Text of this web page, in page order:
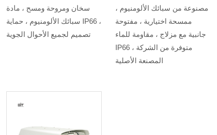
سخان ومروحة ومسح ، مادة
سبائك الألومنيوم ، حماية IP66 ،
تصميم لجميع الأحوال الجوية
مصنوعة من سبائك الألومنيوم ،
ممسحة اختيارية ، مفتوحة
جانبية مع مزلاج ، مقاومة للماء
IP66 ، متوفرة من الشركة
المصنعة الأصلية